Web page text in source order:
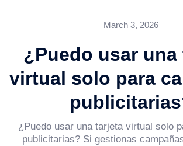
March 3, 2026
¿Puedo usar una
virtual solo para
¿Puedo usar una tarjeta virtual solo
publicitarias? Si gestionas